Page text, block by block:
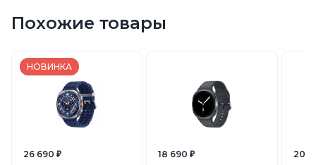
Похожие товары
НОВИНКА
26 690 ₽ 18 690 ₽ 20